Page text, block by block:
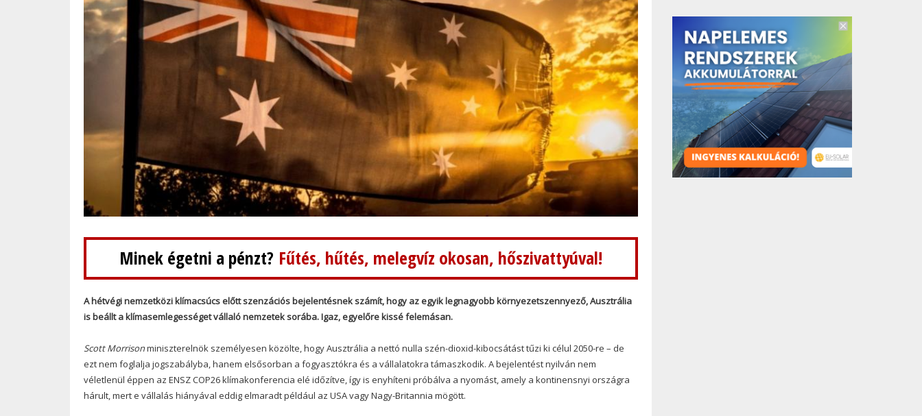
Minek égetni a pénzt? Fűtés, hűtés, melegvíz okosan, hőszivattyúval!
A hétvégi nemzetközi klímacsúcs előtt szenzációs bejelentésnek számít, hogy az egyik legnagyobb környezetszennyező, Ausztrália
is beállt a klímasemlegességet vállaló nemzetek sorába. Igaz, egyelőre kissé felemásan.
Scott Morrisonminiszterelnök személyesen közölte, hogy Ausztrália a nettó nulla szén-dioxid-kibocsátást tűzi ki célul 2050-re – de
ezt nem foglalja jogszabályba, hanem elsősorban a fogyasztókra és a vállalatokra támaszkodik. A bejelentést nyilván nem
véletlenül éppen az ENSZ COP26 klímakonferencia elé időzítve, így is enyhíteni próbálva a nyomást, amely a kontinensnyi országra
hárult, mert e vállalás hiányával eddig elmaradt például az USA vagy Nagy-Britannia mögött.